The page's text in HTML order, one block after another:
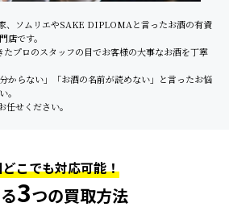
、ソムリエやSAKE DIPLOMAと言ったお酒の有資
店です。
プロのスタッフの目でお客様の大事なお酒を丁寧
からない」「お酒の名前が読めない」と言ったお悩
。
任せください。
こでも対応可能！
3つの買取方法